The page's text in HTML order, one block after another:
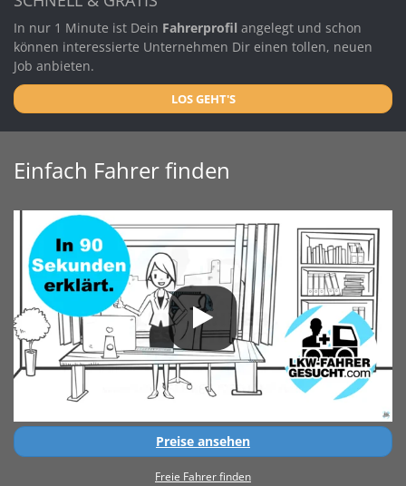
In nur 1 Minute ist Dein Fahrerprofil angelegt und schon
können interessierte Unternehmen Dir einen tollen, neuen
Job anbieten.
LOS GEHT'S
Einfach Fahrer finden
Preise ansehen
Freie Fahrer finden